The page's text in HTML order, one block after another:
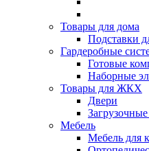
Товары для дома
Подставки
Гардеробные
Готовые
Наборные
Товары для ЖКХ
Двери
Мебель
Мебель для